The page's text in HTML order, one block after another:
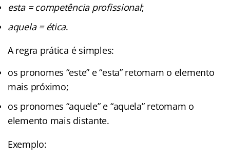
esta = competência profissional;
aquela = ética.
A regra prática é simples:
os pronomes “este” e “esta” retomam o elemento
mais próximo;
os pronomes “aquele” e “aquela” retomam o
elemento mais distante.
Exemplo: